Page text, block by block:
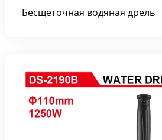
Бесщеточная водяная дрель